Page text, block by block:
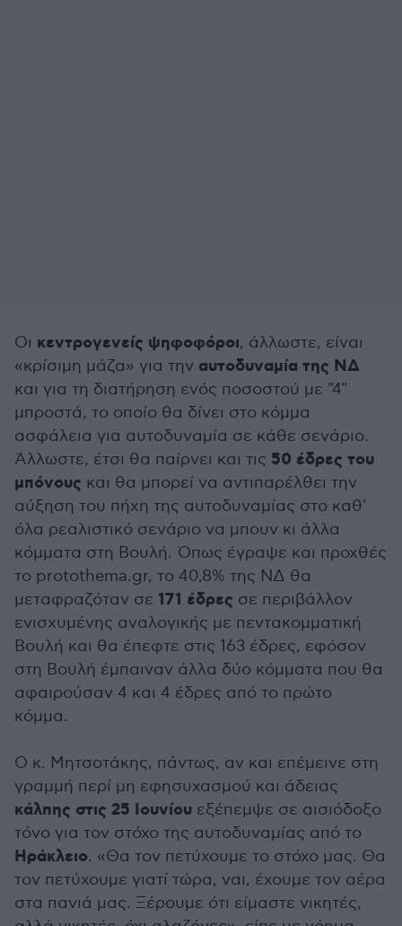
Οι κεντρογενείς ψηφοφόροι, άλλωστε, είναι
«κρίσιμη μάζα» για την αυτοδυναμία της ΝΔ
και για τη διατήρηση ενός ποσοστού με "4"
μπροστά, το οποίο θα δίνει στο κόμμα
ασφάλεια για αυτοδυναμία σε κάθε σενάριο.
Άλλωστε, έτσι θα παίρνει και τις 50 έδρες του
μπόνους και θα μπορεί να αντιπαρέλθει την
αύξηση του πήχη της αυτοδυναμίας στο καθ'
όλα ρεαλιστικό σενάριο να μπουν κι άλλα
κόμματα στη Βουλή. Όπως έγραψε και προχθές
το protothema.gr, το 40,8% της ΝΔ θα
μεταφραζόταν σε 171 έδρες σε περιβάλλον
ενισχυμένης αναλογικής με πεντακομματική
Βουλή και θα έπεφτε στις 163 έδρες, εφόσον
στη Βουλή έμπαιναν άλλα δύο κόμματα που θα
αφαιρούσαν 4 και 4 έδρες από το πρώτο
κόμμα.
Ο κ. Μητσοτάκης, πάντως, αν και επέμεινε στη
γραμμή περί μη εφησυχασμού και άδειας
κάλπης στις 25 Ιουνίου εξέπεμψε σε αισιόδοξο
τόνο για τον στόχο της αυτοδυναμίας από το
Ηράκλειο. «Θα τον πετύχουμε το στόχο μας. Θα
τον πετύχουμε γιατί τώρα, ναι, έχουμε τον αέρα
στα πανιά μας. Ξέρουμε ότι είμαστε νικητές,